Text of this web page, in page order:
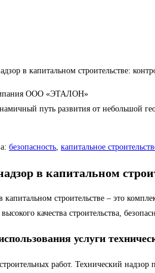
в капитальном строительстве:
ООО «ЭТАЛОН»
путь развития от небольшой
безопасность, капитальное
в капитальном
капитальном строительстве – это
высокого качества строительства,
услуги
работ. Технический